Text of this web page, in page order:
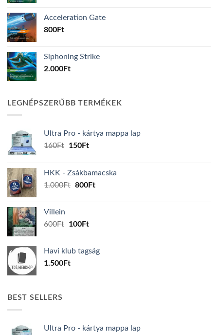
Acceleration Gate
800Ft
Siphoning Strike
2.000Ft
LEGNÉPSZERŰBB TERMÉKEK
Ultra Pro - kártya mappa lap
160Ft
Original
160Ft.
150FtCurrent
150Ft.
HKK - Zsákbamacska
1.000Ft Original
800FtCurrent
Villein
600Ft
Original
600Ft.
100FtCurrent
100Ft.
Havi klub tagság
1.500Ft
BEST SELLERS
Ultra Pro - kártya mappa lap